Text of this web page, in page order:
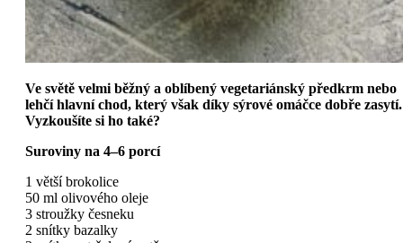
Ve světě velmi běžný a oblíbený vegetariánský předkrm nebo
lehčí hlavní chod, který však díky sýrové omáčce dobře zasytí.
Vyzkoušíte si ho také?
Suroviny na 4–6 porcí
1 větší brokolice
50 ml olivového oleje
3 stroužky česneku
2 snítky bazalky